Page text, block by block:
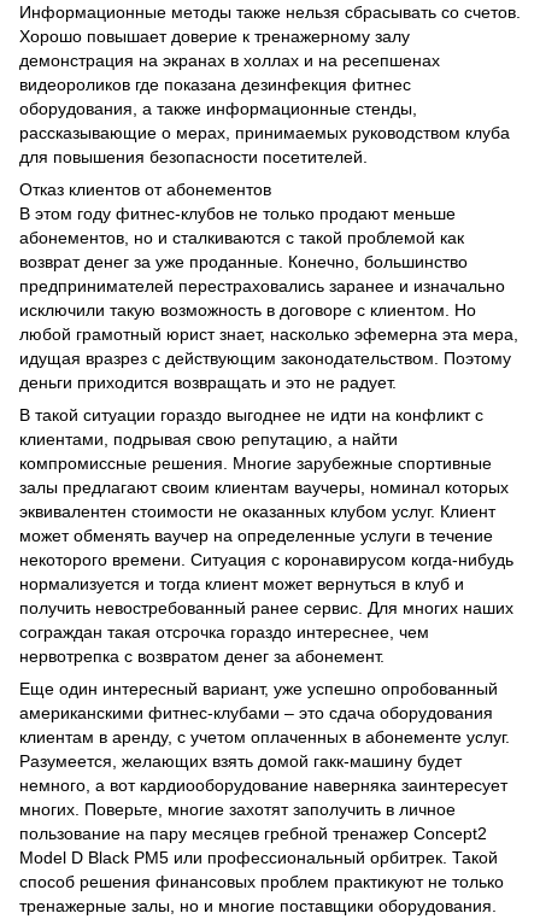
Информационные методы также нельзя сбрасывать со счетов.
Хорошо повышает доверие к тренажерному залу
демонстрация на экранах в холлах и на ресепшенах
видеороликов где показана дезинфекция фитнес
оборудования, а также информационные стенды,
рассказывающие о мерах, принимаемых руководством клуба
для повышения безопасности посетителей.
Отказ клиентов от абонементов
В этом году фитнес-клубов не только продают меньше
абонементов, но и сталкиваются с такой проблемой как
возврат денег за уже проданные. Конечно, большинство
предпринимателей перестраховались заранее и изначально
исключили такую возможность в договоре с клиентом. Но
любой грамотный юрист знает, насколько эфемерна эта мера,
идущая вразрез с действующим законодательством. Поэтому
деньги приходится возвращать и это не радует.
В такой ситуации гораздо выгоднее не идти на конфликт с
клиентами, подрывая свою репутацию, а найти
компромиссные решения. Многие зарубежные спортивные
залы предлагают своим клиентам ваучеры, номинал которых
эквивалентен стоимости не оказанных клубом услуг. Клиент
может обменять ваучер на определенные услуги в течение
некоторого времени. Ситуация с коронавирусом когда-нибудь
нормализуется и тогда клиент может вернуться в клуб и
получить невостребованный ранее сервис. Для многих наших
сограждан такая отсрочка гораздо интереснее, чем
нервотрепка с возвратом денег за абонемент.
Еще один интересный вариант, уже успешно опробованный
американскими фитнес-клубами – это сдача оборудования
клиентам в аренду, с учетом оплаченных в абонементе услуг.
Разумеется, желающих взять домой гакк-машину будет
немного, а вот кардиооборудование наверняка заинтересует
многих. Поверьте, многие захотят заполучить в личное
пользование на пару месяцев гребной тренажер Concept2
Model D Black PM5 или профессиональный орбитрек. Такой
способ решения финансовых проблем практикуют не только
тренажерные залы, но и многие поставщики оборудования.